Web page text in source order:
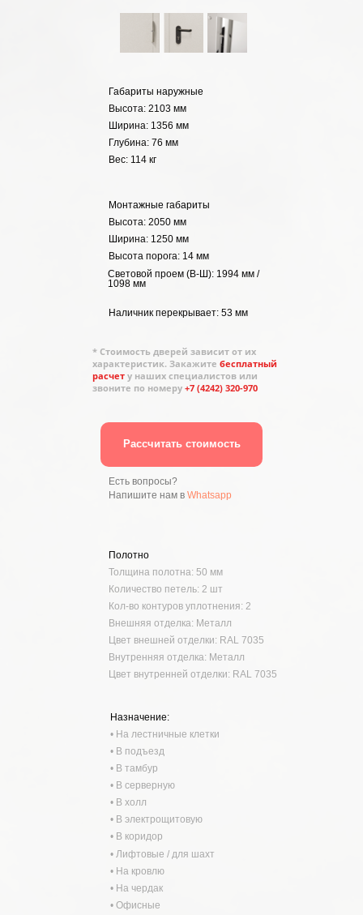
Габариты наружные
Высота: 2103 мм
Ширина: 1356 мм
Глубина: 76 мм
Вес: 114 кг
Монтажные габариты
Высота: 2050 мм
Ширина: 1250 мм
Высота порога: 14 мм
Световой проем (В-Ш): 1994 мм /
1098 мм
Наличник перекрывает: 53 мм
* Стоимость дверей зависит от их
характеристик. Закажите бесплатный
расчет у наших специалистов или
звоните по номеру +7 (4242) 320-970
Рассчитать стоимость
Есть вопросы?
Напишите нам в Whatsapp
Полотно
Толщина полотна: 50 мм
Количество петель: 2 шт
Кол-во контуров уплотнения: 2
Внешняя отделка: Металл
Цвет внешней отделки: RAL 7035
Внутренняя отделка: Металл
Цвет внутренней отделки: RAL 7035
Назначение:
• На лестничные клетки
• В подъезд
• В тамбур
• В серверную
• В холл
• В электрощитовую
• В коридор
• Лифтовые / для шахт
• На кровлю
• На чердак
• Офисные